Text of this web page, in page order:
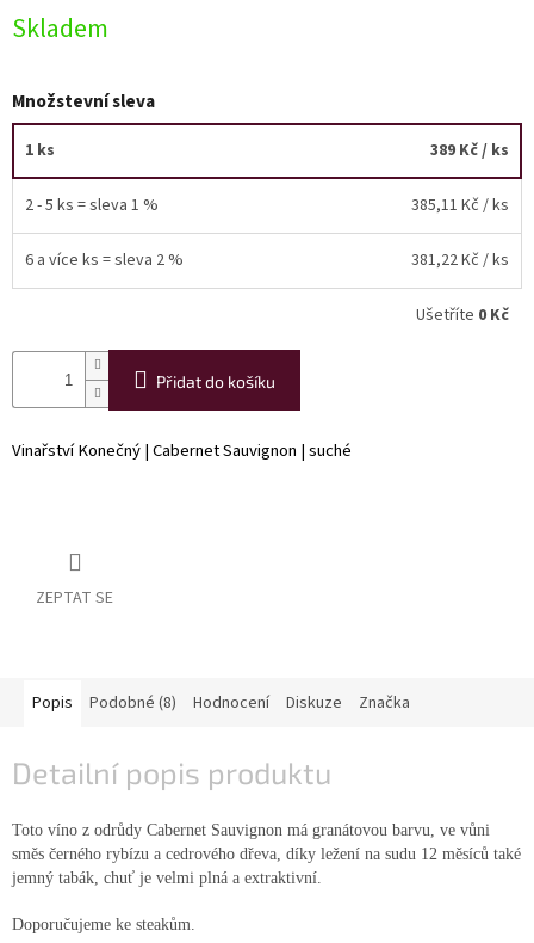
Poslední
láhve
skladem
vína
Klarety
cukru
Delikatesy
Vývrtky
-
větší
Ostatní
vína
Značky
Skladem
Množstevní sleva
1 ks 389 Kč/ ks
2 - 5 ks = sleva 1 % 385,11 Kč / ks
6 a více ks = sleva 2 % 381,22 Kč / ks
Ušetříte 0 Kč
Přidat do košíku
Vinařství Konečný | Cabernet Sauvignon | suché
ZEPTAT SE
Popis Podobné (8) Hodnocení Diskuze Značka
Detailní popis produktu
Toto víno z odrůdy Cabernet Sauvignon má granátovou barvu, ve vůni
směs černého rybízu a cedrového dřeva, díky ležení na sudu 12 měsíců také
jemný tabák, chuť je velmi plná a extraktivní.
Doporučujeme ke steakům.